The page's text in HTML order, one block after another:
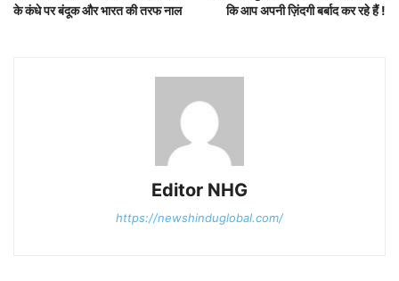
के कंधे पर बंदूक और भारत की तरफ नाल
कि आप अपनी ज़िंदगी बर्बाद कर रहे हैं !
Editor NHG
https://newshinduglobal.com/